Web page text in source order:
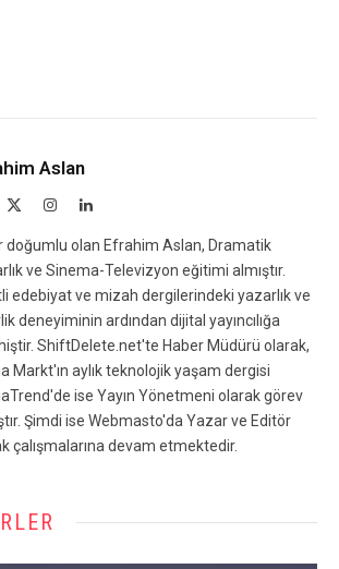
Aslan
InstagramLinkedIn
doğumlu olan Efrahim Aslan, Dramatik
ve Sinema-Televizyon eğitimi almıştır.
edebiyat ve mizah dergilerindeki yazarlık ve
deneyiminin ardından dijital yayıncılığa
ShiftDelete.net'te Haber Müdürü olarak,
Markt'ın aylık teknolojik yaşam dergisi
ise Yayın Yönetmeni olarak görev
Şimdi ise Webmasto'da Yazar ve Editör
çalışmalarına devam etmektedir.